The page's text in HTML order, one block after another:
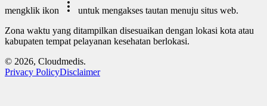
mengklik ikon
untuk mengakses tautan menuju situs web.
Zona waktu yang ditampilkan disesuaikan dengan lokasi kota atau
kabupaten tempat pelayanan kesehatan berlokasi.
© 2026, Cloudmedis.
Privacy PolicyDisclaimer